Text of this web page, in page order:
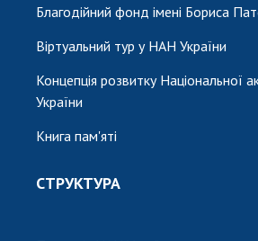
Благодійний фонд імені Бориса
Віртуальний тур у НАН України
Концепція розвитку Національної
України
Книга пам'яті
СТРУКТУРА